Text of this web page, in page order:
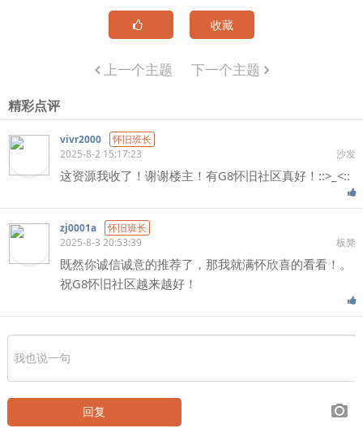
收藏
上一个主题 下一个主题
精彩点评
vivr2000
怀旧班长
沙发
2025-8-2 15:17:23
这资源我收了！谢谢楼主！有G8怀旧社区真好！::>_<::
zj0001a
怀旧班长
板凳
2025-8-3 20:53:39
既然你诚信诚意的推荐了，那我就满怀欣喜的看看！。
祝G8怀旧社区越来越好！